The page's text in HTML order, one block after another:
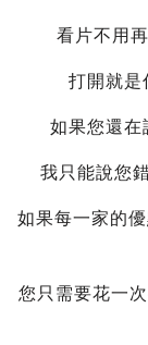
看片不用
打開就是
如果您還在
我只能說您
如果每一家的
您只需要花一